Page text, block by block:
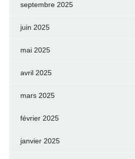
septembre 2025
juin 2025
mai 2025
avril 2025
mars 2025
février 2025
janvier 2025